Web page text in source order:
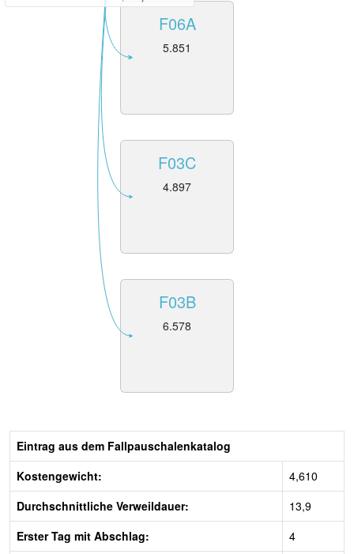
F06A
5.851
F03C
4.897
F03B
6.578
Eintrag aus dem Fallpauschalenkatalog
Kostengewicht:
4,610
Durchschnittliche Verweildauer:
13,9
Erster Tag mit Abschlag:
4